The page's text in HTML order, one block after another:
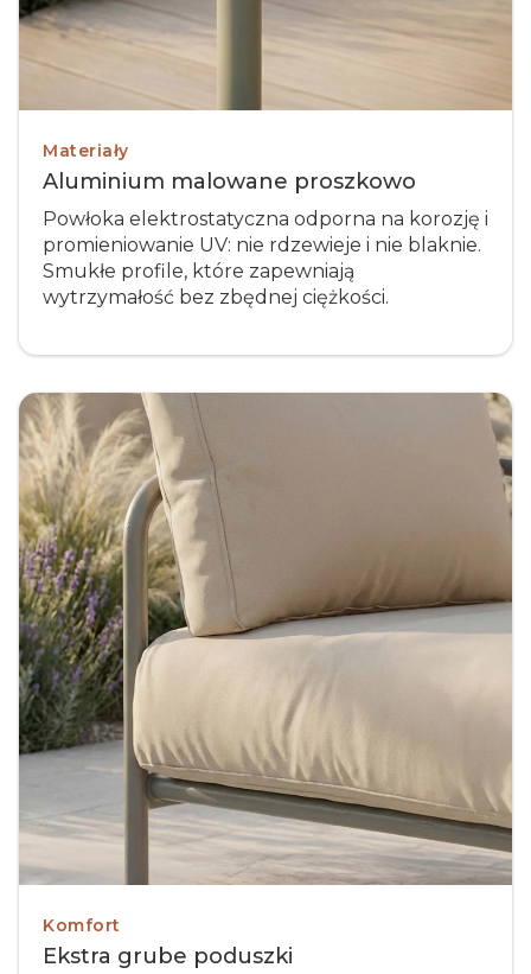
Materiały
Aluminium malowane proszkowo
Powłoka elektrostatyczna odporna na korozję i
promieniowanie UV: nie rdzewieje i nie blaknie.
Smukłe profile, które zapewniają
wytrzymałość bez zbędnej ciężkości.
Komfort
Ekstra grube poduszki